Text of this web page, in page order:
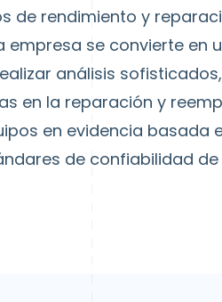
de rendimiento y
empresa se convierte en
análisis
en la reparación y
en evidencia basada
de confiabilidad de